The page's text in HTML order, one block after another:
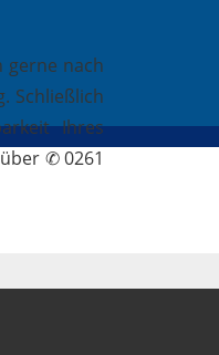
gerne nach
Schließlich
Ihres
✆ 0261